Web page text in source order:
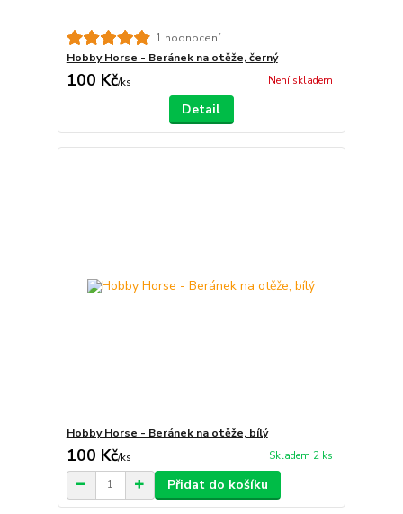
1 hodnocení
Hobby Horse - Beránek na otěže, černý
100 Kč/ks Není skladem
Detail
Hobby Horse - Beránek na otěže, bílý
100 Kč/ks Skladem 2 ks
Přidat do košíku